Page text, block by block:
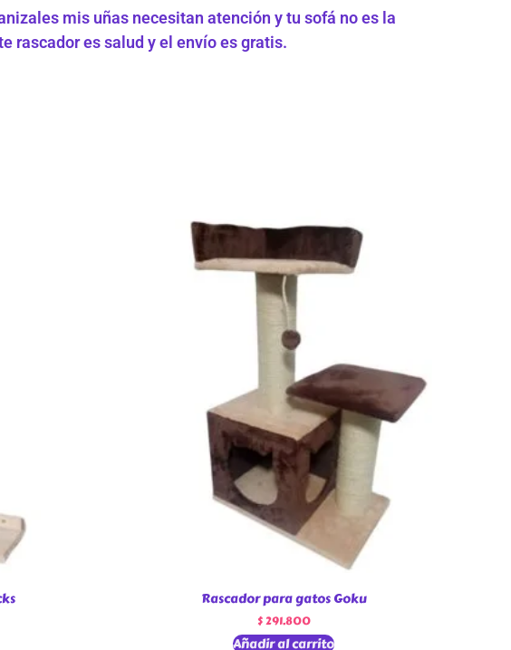
mis uñas necesitan atención y tu sofá no es la
rascador es salud y el envío es gratis.
Rascador para gatos Goku
$291.800
Añadir al carrito